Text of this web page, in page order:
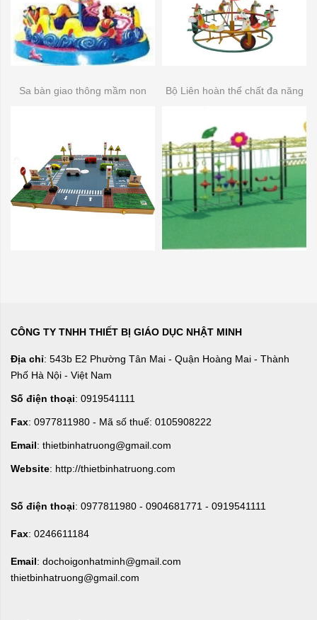
Sa bàn giao thông mầm non Bộ Liên hoàn thể chất đa năng
CÔNG TY TNHH THIẾT BỊ GIÁO DỤC NHẬT MINH
Địa chỉ: 543b E2 Phường Tân Mai - Quận Hoàng Mai - Thành
Phố Hà Nội - Việt Nam
Số điện thoại: 0919541111
Fax: 0977811980 - Mã số thuế: 0105908222
Email: thietbinhatruong@gmail.com
Website: http://thietbinhatruong.com
Số điện thoại: 0977811980 - 0904681771 - 0919541111
Fax: 0246611184
Email: dochoigonhatminh@gmail.com
thietbinhatruong@gmail.com